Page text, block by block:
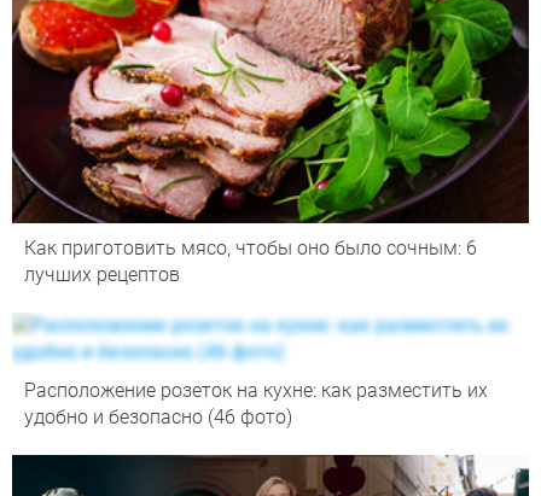
Как приготовить мясо, чтобы оно было сочным: 6
лучших рецептов
Расположение розеток на кухне: как разместить их
удобно и безопасно (46 фото)